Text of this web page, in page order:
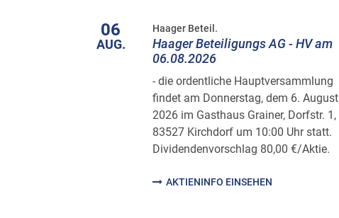
06
AUG.
Haager Beteil.
Haager Beteiligungs AG - HV am
06.08.2026
- die ordentliche Hauptversammlung
findet am Donnerstag, dem 6. August
2026 im Gasthaus Grainer, Dorfstr. 1,
83527 Kirchdorf um 10:00 Uhr statt.
Dividendenvorschlag 80,00 €/Aktie.
AKTIENINFO EINSEHEN